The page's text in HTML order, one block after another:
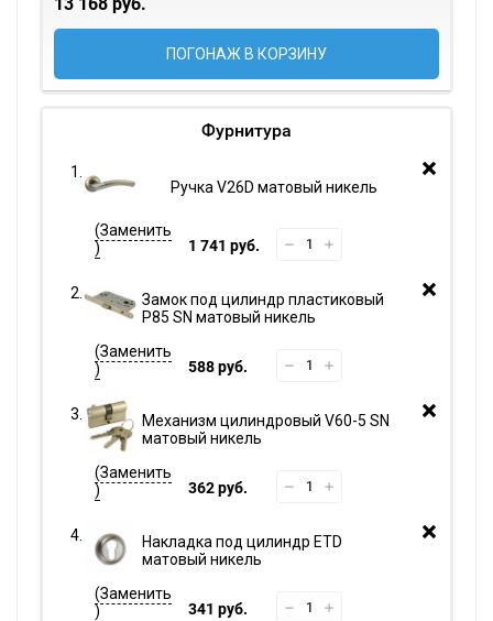
ПОГОНАЖ В КОРЗИНУ
Фурнитура
Ручка V26D матовый никель
1 741 руб.
Замок под цилиндр пластиковый
P85 SN матовый никель
588 руб.
Механизм цилиндровый V60-5 SN
матовый никель
362 руб.
Накладка под цилиндр ETD
матовый никель
341 руб.